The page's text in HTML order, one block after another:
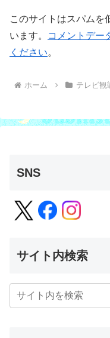
このサイトはスパムを
います。
コメントデー
ください。
ホーム テレビ観
SNS
サイト内検索